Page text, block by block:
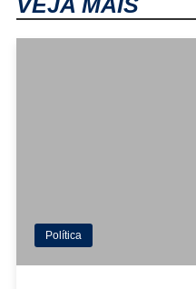
Política